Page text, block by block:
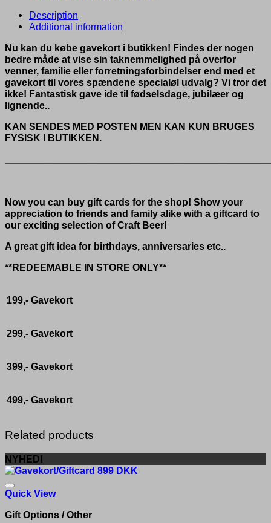
Description
Additional information
Nu kan du købe gavekort i butikken! Findes der nogen
bedre måde at vise sin taknemmelighed på overfor
venner, familie eller forretningsforbindelser end med et
gavekort til vores spændene specialøl udvalg? Vi tror det
ikke! Fantastisk gave ide til fødselsdage, jubilæer og
lignende..
KAN SENDES MED POSTEN MEN KAN KUN BRUGES
FYSISK I BUTIKKEN.
Now you can buy gift cards for the shop! Show your
appreciation to friends and family alike with a giftcard to
our exciting selection of Craft Beer!
A great gift idea for birthdays, anniversaries etc..
**REDEEMABLE IN STORE ONLY**
199,- Gavekort
299,- Gavekort
399,- Gavekort
499,- Gavekort
Related products
NYHED!
Quick View
Gift Options / Other